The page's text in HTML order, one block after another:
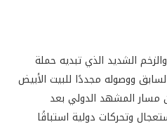
الشديد الذي تبديه حملة
ووصوله مجددًا للبيت الأبيض
مسار المشهد الدولي بعد
وتحركات دولية استباقًا